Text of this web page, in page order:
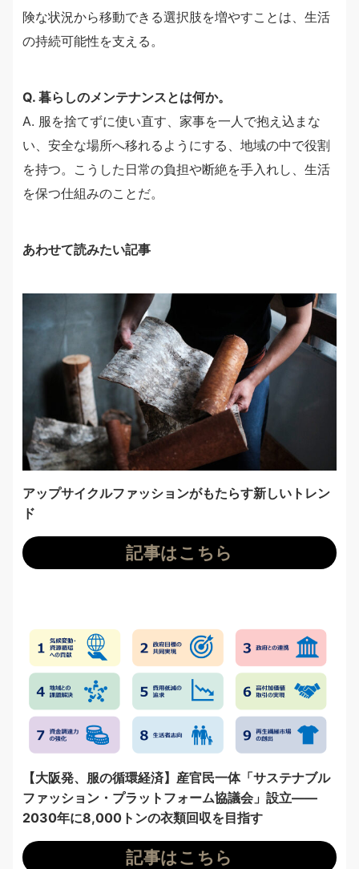
険な状況から移動できる選択肢を増やすことは、生活
の持続可能性を支える。
Q. 暮らしのメンテナンスとは何か。
A. 服を捨てずに使い直す、家事を一人で抱え込まな
い、安全な場所へ移れるようにする、地域の中で役割
を持つ。こうした日常の負担や断絶を手入れし、生活
を保つ仕組みのことだ。
あわせて読みたい記事
アップサイクルファッションがもたらす新しいトレン
ド
記事はこちら
【大阪発、服の循環経済】産官民一体「サステナブル
ファッション・プラットフォーム協議会」設立——
2030年に8,000トンの衣類回収を目指す
記事はこちら